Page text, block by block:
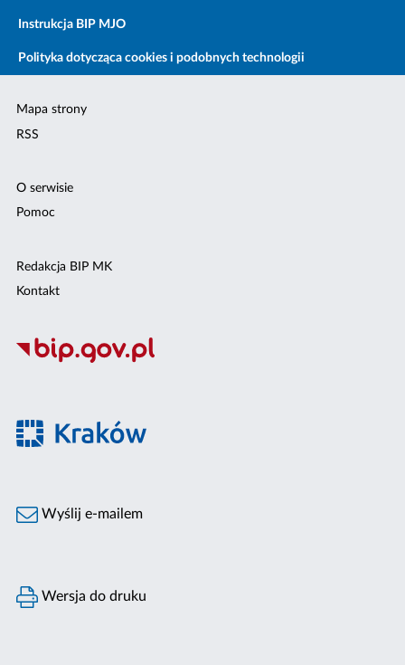
Instrukcja BIP MJO
Polityka dotycząca cookies i podobnych technologii
Mapa strony
RSS
O serwisie
Pomoc
Redakcja BIP MK
Kontakt
Wyślij e-mailem
Wersja do druku